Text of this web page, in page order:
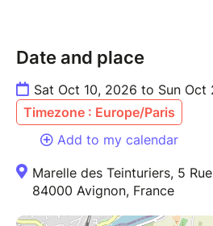
Date and place
Sat Oct 10, 2026 to Sun Oct
Timezone : Europe/Paris
Add to my calendar
Marelle des Teinturiers, 5
84000 Avignon, France